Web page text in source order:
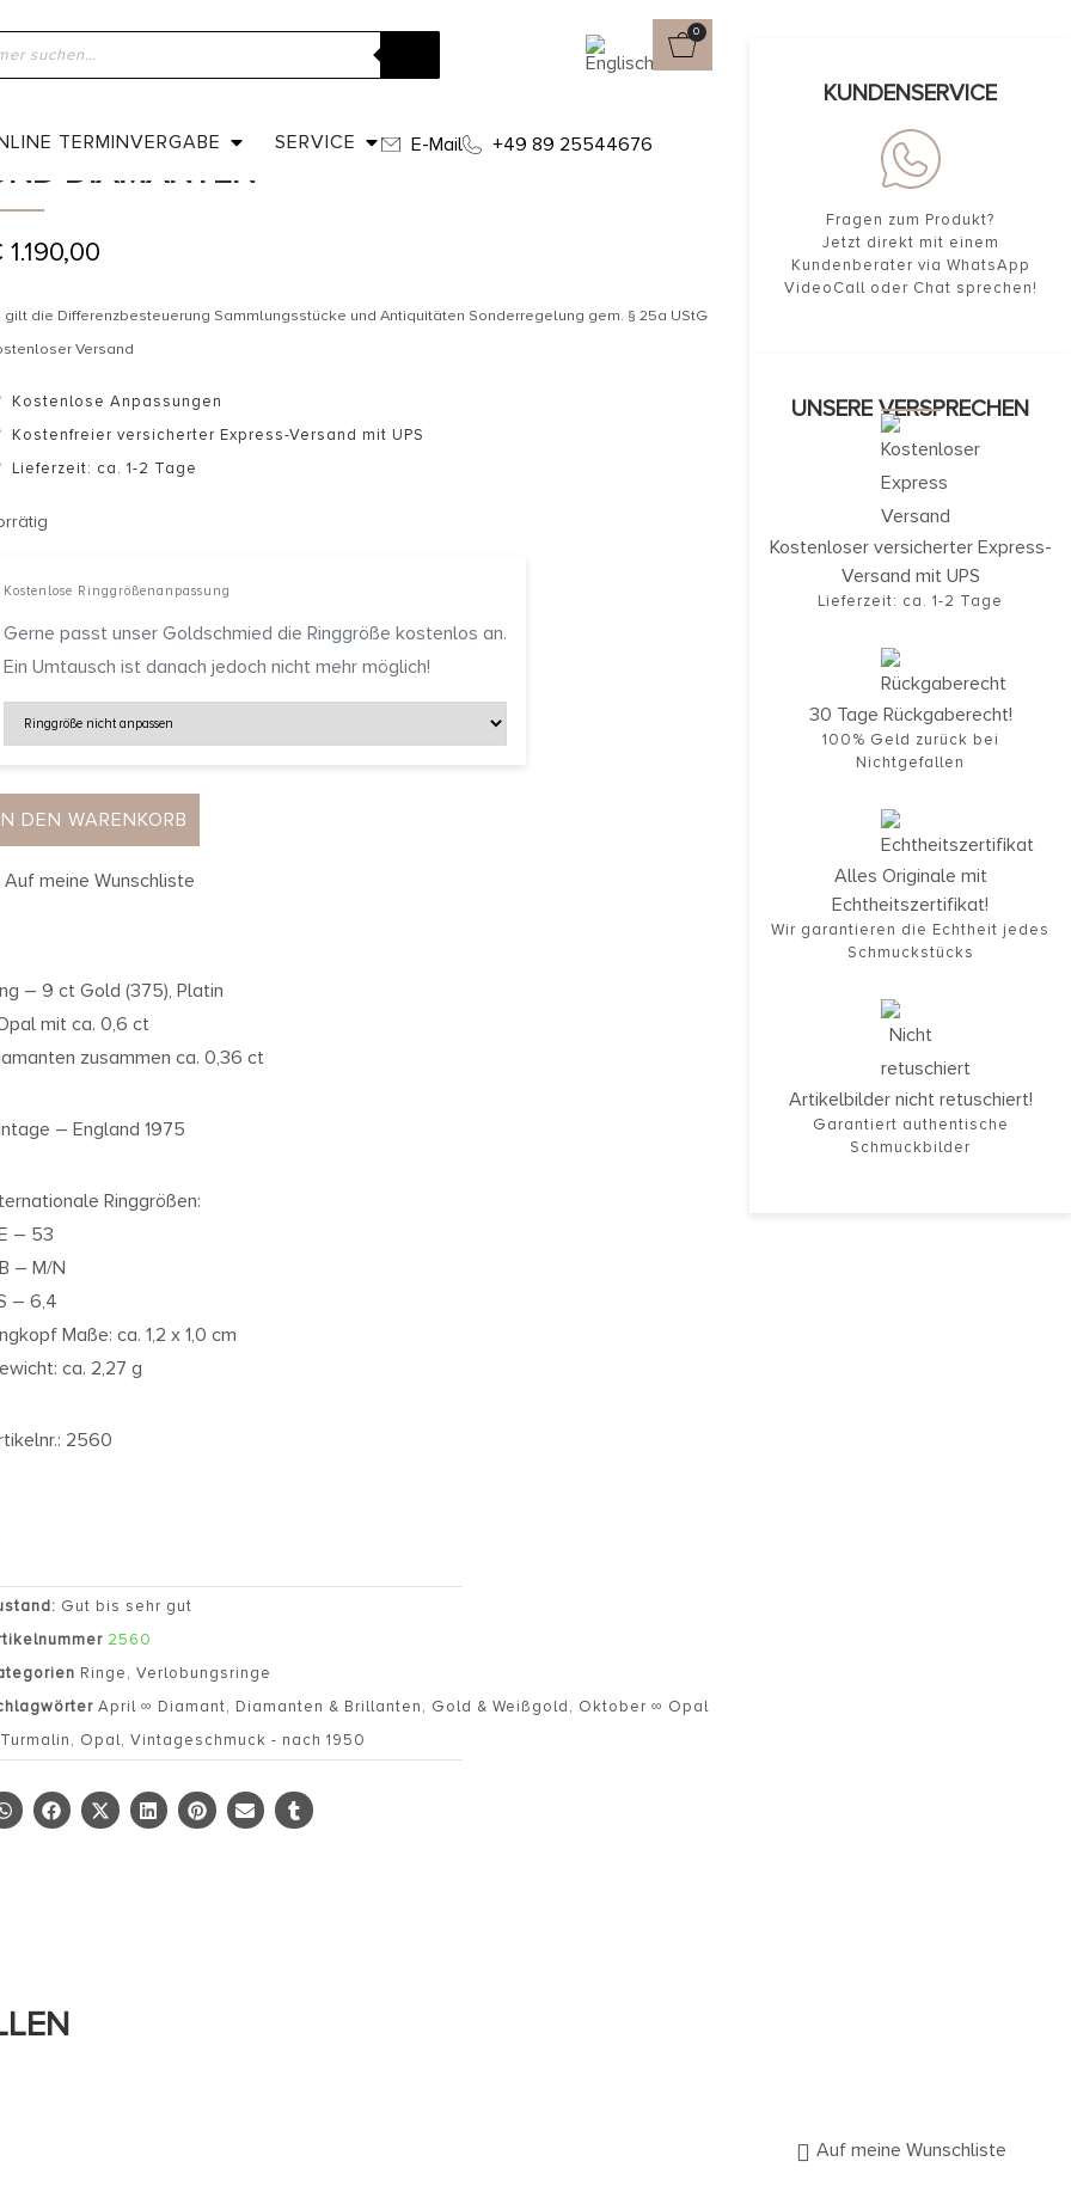
0
TERMINVERGABE SERVICE E-Mail +49 89 25544676
»Shop»Datiert 1975 – Entourage Ring mit Opal und Diamanten
1975 – ENTOURAGE RING MIT OPAL
DIAMANTEN
1.190,00
gilt die Differenzbesteuerung Sammlungsstücke und Antiquitäten Sonderregelung gem. § 25a UStG
Versand
Kostenlose Anpassungen
Kostenfreier versicherter Express-Versand mit UPS
Lieferzeit: ca. 1-2 Tage
Kostenlose Ringgrößenanpassung
Gerne passt unser Goldschmied die Ringgröße kostenlos an.
Ein Umtausch ist danach jedoch nicht mehr möglich!
DEN WARENKORB
Auf meine Wunschliste
– 9 ct Gold (375), Platin
mit ca. 0,6 ct
zusammen ca. 0,36 ct
– England 1975
Ringgrößen:
– 53
– M/N
– 6,4
Maße: ca. 1,2 x 1,0 cm
ca. 2,27 g
2560
Gut bis sehr gut
2560
Ringe,Verlobungsringe
April ∞ Diamant, Diamanten & Brillanten, Gold & Weißgold, Oktober ∞ Opal
, Opal,Vintageschmuck - nach 1950
KUNDENSERVICE
Fragen zum Produkt?
Jetzt direkt mit einem
Kundenberater via WhatsApp
VideoCall oder Chat sprechen!
UNSERE VERSPRECHEN
Kostenloser versicherter Express-
Versand mit UPS
Lieferzeit: ca. 1-2 Tage
30 Tage Rückgaberecht!
100% Geld zurück bei
Nichtgefallen
Alles Originale mit
Echtheitszertifikat!
Wir garantieren die Echtheit jedes
Schmuckstücks
Artikelbilder nicht retuschiert!
Garantiert authentische
Schmuckbilder
Auf meine Wunschliste